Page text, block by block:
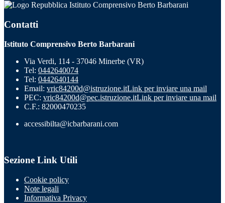
Istituto Comprensivo Berto Barbarani
Contatti
Istituto Comprensivo Berto Barbarani
Via Verdi, 114 - 37046 Minerbe (VR)
Tel: 0442640074
Tel: 0442640144
Email: vric84200d@istruzione.itLink per inviare una mail
PEC: vric84200d@pec.istruzione.itLink per inviare una mail
C.F.: 82000470235
accessibilta@icbarbarani.com
Sezione Link Utili
Cookie policy
Note legali
Informativa Privacy